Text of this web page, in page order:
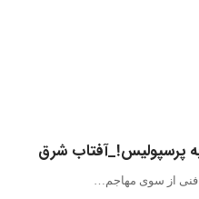
پرسپولیس!_آفتاب شرق
از سوی مهاجم…